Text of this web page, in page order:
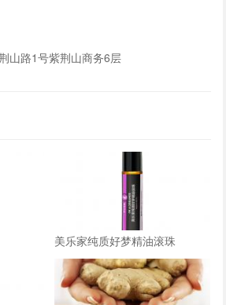
山路1号紫荆山商务6层
美乐家纯质好梦精油滚珠